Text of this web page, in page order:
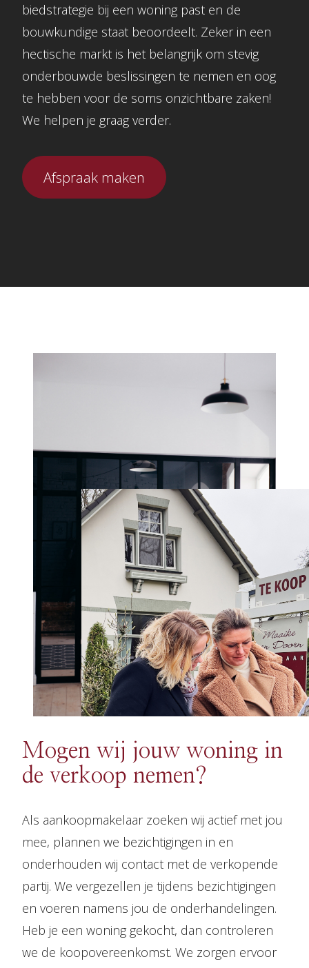
biedstrategie bij een woning past en de
bouwkundige staat beoordeelt. Zeker in een
hectische markt is het belangrijk om stevig
onderbouwde beslissingen te nemen en oog
te hebben voor de soms onzichtbare zaken!
We helpen je graag verder.
Afspraak maken
Mogen wij jouw woning in
de verkoop nemen?
Als aankoopmakelaar zoeken wij actief met jou
mee, plannen we bezichtigingen in en
onderhouden wij contact met de verkopende
partij. We vergezellen je tijdens bezichtigingen
en voeren namens jou de onderhandelingen.
Heb je een woning gekocht, dan controleren
we de koopovereenkomst. We zorgen ervoor